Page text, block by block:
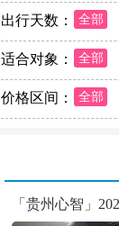
出行天数： 全部
适合对象： 全部
价格区间： 全部
「贵州心智」